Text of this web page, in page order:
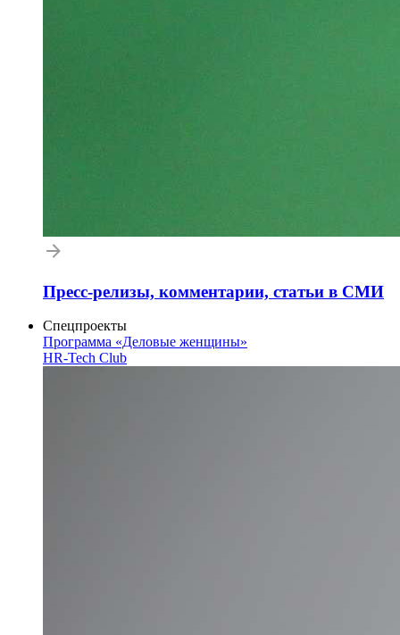
Пресс-релизы, комментарии, статьи в СМИ
Спецпроекты
Программа «Деловые женщины»
HR-Tech Club